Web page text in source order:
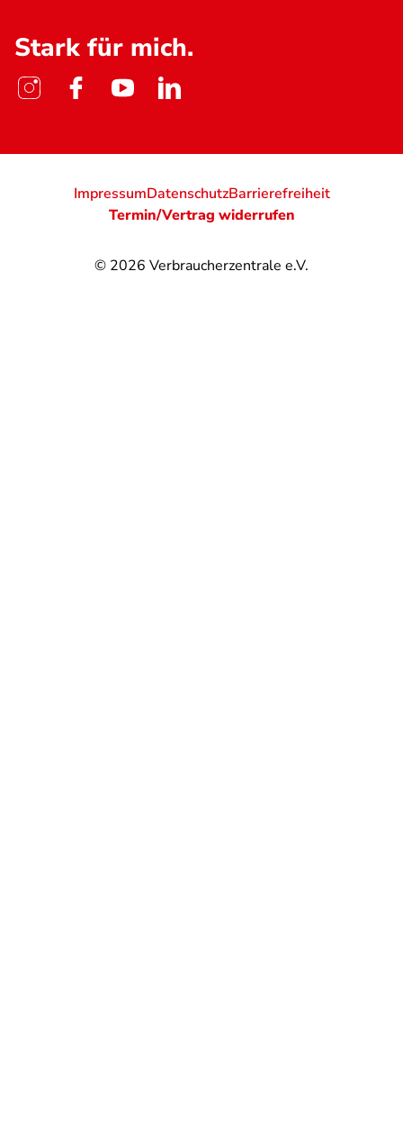
Stark für mich.
© 2026 Verbraucherzentrale e.V.
ImpressumDatenschutzBarrierefreiheit
Termin/Vertrag widerrufen